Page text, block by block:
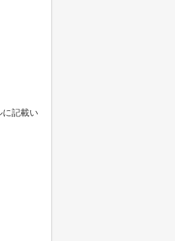
に記載い